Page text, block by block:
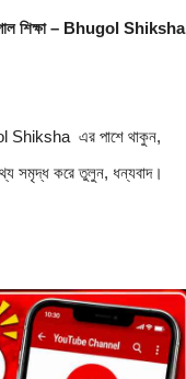
শিক্ষা – Bhugol Shiksha
সমৃদ্ধ করে তুলুন, ধন্যবাদ।